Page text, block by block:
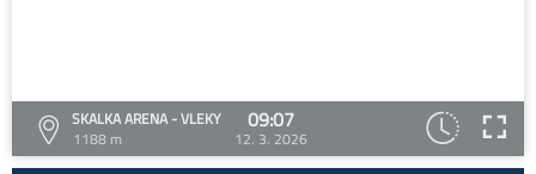
SKALKA ARENA - VLEKY
1188 m
09:07
12. 3. 2026